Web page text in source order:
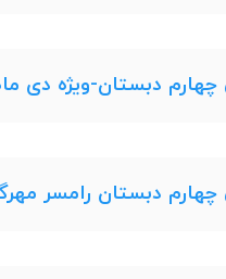
ویژه دی ماه99-مدرسه
دبستان رامسر